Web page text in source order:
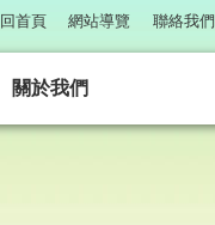
回首頁 網站導覽 聯絡我們
關於我們